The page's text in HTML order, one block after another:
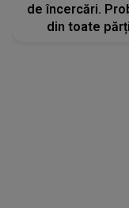
de încercări.
din toate